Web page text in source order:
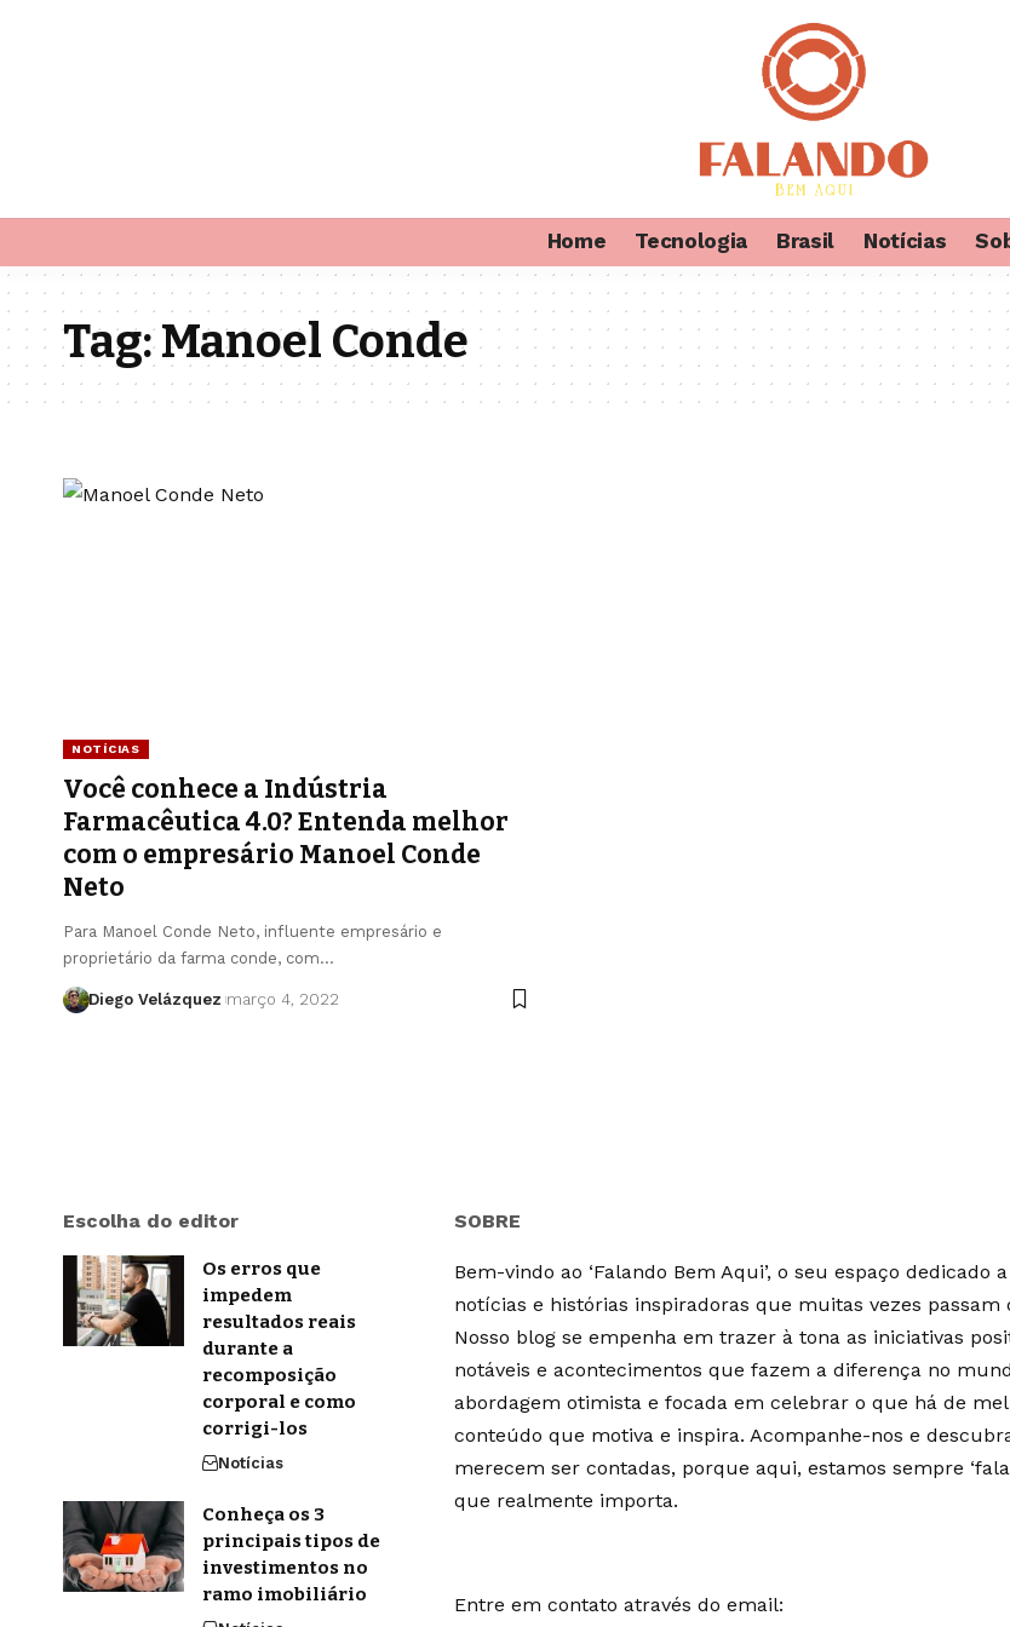
Home Tecnologia Brasil Notícias
Tag:Manoel Conde
NOTÍCIAS
Você conhece a Indústria
Farmacêutica 4.0? Entenda melhor
com o empresário Manoel Conde
Neto
Para Manoel Conde Neto, influente empresário e
proprietário da farma conde, com…
Diego Velázquez março 4, 2022
Escolha do editor
Os erros que
impedem
resultados reais
durante a
recomposição
corporal e como
corrigi-los
Notícias
Conheça os 3
principais tipos de
investimentos no
ramo imobiliário
SOBRE
Bem-vindo ao ‘Falando Bem Aqui’, o seu espaço dedicado
notícias e histórias inspiradoras que muitas vezes passam
Nosso blog se empenha em trazer à tona as iniciativas
notáveis e acontecimentos que fazem a diferença no
abordagem otimista e focada em celebrar o que há de
conteúdo que motiva e inspira. Acompanhe-nos e
merecem ser contadas, porque aqui, estamos sempre
que realmente importa.
Entre em contato através do email: